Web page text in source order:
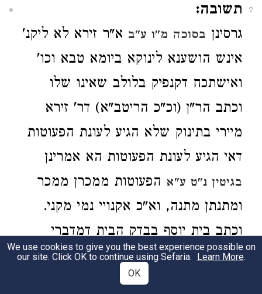
2
תשובה:
גרסינן בסוכה מ"ו ע"ב א"ר זירא לא ליקנ'
אינש הושענא לינוקא ביומא טבא וכו'
ואישתכח דקנפיק בלולב שאינו שלו
וכתב הר"ן (וכ"כ הריטב"א) דר' זירא
מיירי בתינוק שלא הגיע לעונת הפעוטות
דאי הגיע לעונת הפעוטות הא אמרינן
בגיטין נ"ט ע"א הפעוטות ממכרן ממכר
ומתנתן מתנה, וא"כ אקנויי נמי מקני.
וכתב בית יוסף בבדק הבית דמדברי
הרמב"ם נראה דפליג אהר"ן וס"ל דאפילו
בהגיע לעונת הפעוטות אמר ר' זירא דלא
We use cookies to give you the best experience possible on
our site. Click OK to continue using Sefaria. Learn More.
OK